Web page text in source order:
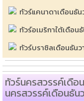
ทัวร์แคนาดาเดือนธั
ทัวร์อเมริกาใต้เดือน
ทัวร์บราซิลเดือนธัน
ทัวร์นครสวรรค์เดื
นครสวรรค์เดือนธั